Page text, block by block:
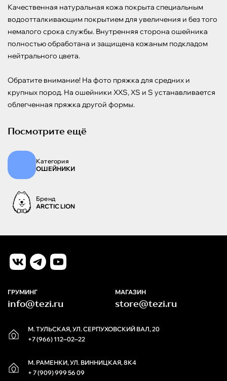
Качественная натуральная кожа покрыта специальным
водоотталкивающим покрытием для увеличения и без того
немалого срока службы. Внутренняя сторона ошейника
полностью обработана и защищена кожаным подкладом
нейтрального цвета.
Обратите внимание! На фото пряжка для средних и
крупных пород. На ошейники XXS, XS и S устанавливается
облегченная пряжка другой формы.
Посмотрите ещё
Категория
ОШЕЙНИКИ
Бренд
ARCTIC LION
М. ТУЛЬСКАЯ, УЛ. СЕРПУХОВСКИЙ ВАЛ, 20
+7 (966) 112‒02‒22
М. РАМЕНКИ, УЛ. ВИННИЦКАЯ, 8К4
+ 7 (909) 999 56 09
ГРУМИНГ
info@tezi.ru
МАГАЗИН
store@tezi.ru